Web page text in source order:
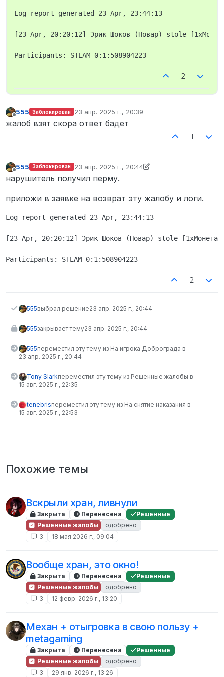
Log report generated 23 Apr, 23:44:13
[23 Apr, 20:20:12] Эрик Шоков (Повар) stole
2
Не в сети
555 Заблокирован 23 апр. 2025 г., 20:39
отредактировано
жалоб взят скора ответ бадет
1
Не в сети
555 Заблокирован 23 апр. 2025 г., 20:44
отредактировано 555
нарушитель получил перму.
приложи в заявке на возврат эту жалобу и логи.
Log report generated 23 Apr, 23:44:13
[23 Apr, 20:20:12] Эрик Шоков (Повар) stole [1xМонета
2
555выбрал решение23 апр. 2025 г., 20:44
555закрывает тему23 апр. 2025 г., 20:44
555переместил эту тему из На игрока Доброграда в
23 апр. 2025 г., 20:44
Tony Slarkпереместил эту тему из Решенные жалобы в
15 авг. 2025 г., 22:35
tenebrisпереместил эту тему из На снятие наказания в
15 авг. 2025 г., 22:53
Похожие темы
Вскрыли хран, ливнули
Закрыта Перенесена
Решенные
Решенные жалобы
одобрено
3
18 мая 2026 г., 09:04
Вообще хран, это окно!
Закрыта Перенесена
Решенные
Решенные жалобы
одобрено
3
12 февр. 2026 г., 13:20
Механ + отыгровка в свою пользу +
metagaming
Закрыта Перенесена
Решенные
Решенные жалобы
одобрено
3
29 янв. 2026 г., 13:26